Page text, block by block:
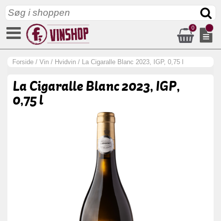
0
Forside / Vin / Hvidvin / La Cigaralle Blanc 2023, IGP, 0,75 l
La Cigaralle Blanc 2023, IGP,
0,75 l